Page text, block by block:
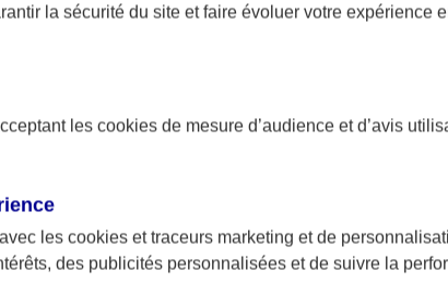
la sécurité du site et faire évoluer votre expérience
les cookies de mesure d’audience et d’avis
les cookies et traceurs marketing et de
des publicités personnalisées et de suivre la